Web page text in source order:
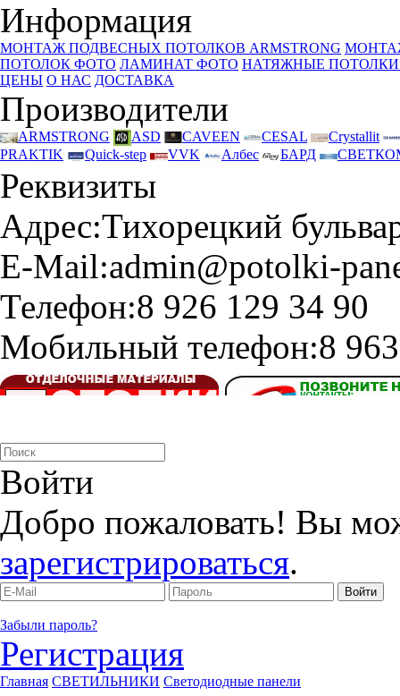
Информация
МОНТАЖ ПОДВЕСНЫХ ПОТОЛКОВ ARMSTRONG
ПОТОЛОК ФОТО ЛАМИНАТ ФОТО НАТЯЖНЫЕ ПОТОЛКИ
ЦЕНЫ О НАС ДОСТАВКА
Производители
ARMSTRONG ASD CAVEEN CESAL
Crystallit
PRAKTIK
Quick-step VVK Албес БАРД
Реквизиты
Адрес:Тихорецкий
E-Mail:admin@potolki-
Телефон:8 926 129 34 90
Мобильный телефон:8
Войти
Добро пожаловать! Вы
зарегистрироваться.
Забыли пароль?
Регистрация
Главная СВЕТИЛЬНИКИ Светодиодные панели